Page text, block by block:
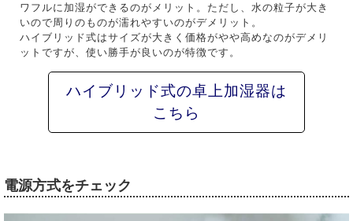
ワフルに加湿ができるのがメリット。ただし、水の粒子が大き
いので周りのものが濡れやすいのがデメリット。
ハイブリッド式はサイズが大きく価格がやや高めなのがデメリ
ットですが、使い勝手が良いのが特徴です。
ハイブリッド式の卓上加湿器は
こちら
電源方式をチェック